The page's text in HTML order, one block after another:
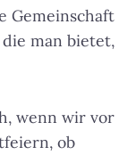
Gemeinschaft
man bietet,
wenn wir vor
ob